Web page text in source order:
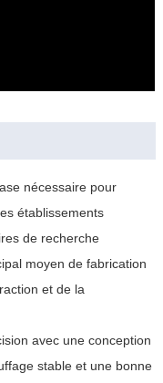
nécessaire pour
établissements
de recherche
moyen de fabrication
et de la
avec une conception
stable et une bonne